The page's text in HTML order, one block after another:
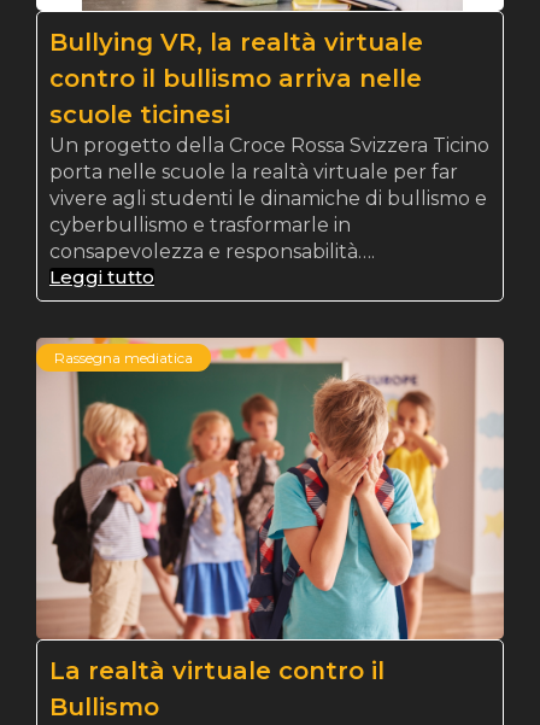
Bullying VR, la realtà virtuale
contro il bullismo arriva nelle
scuole ticinesi
Un progetto della Croce Rossa Svizzera Ticino
porta nelle scuole la realtà virtuale per far
vivere agli studenti le dinamiche di bullismo e
cyberbullismo e trasformarle in
consapevolezza e responsabilità….
Leggi tutto
Rassegna mediatica
La realtà virtuale contro il
Bullismo